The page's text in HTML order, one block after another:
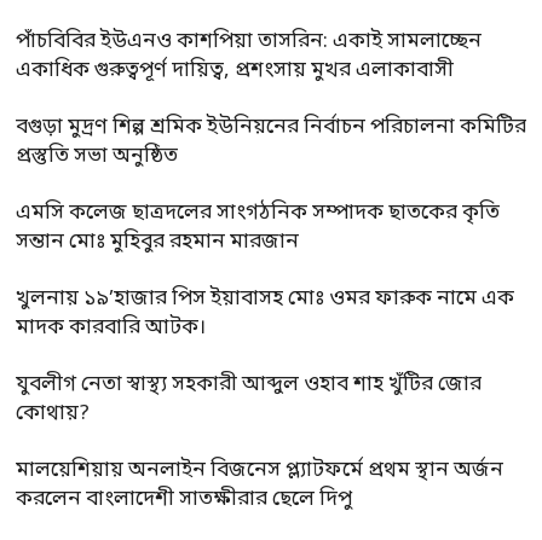
পাঁচবিবির ইউএনও কাশপিয়া তাসরিন: একাই সামলাচ্ছেন
একাধিক গুরুত্বপূর্ণ দায়িত্ব, প্রশংসায় মুখর এলাকাবাসী
বগুড়া মুদ্রণ শিল্প শ্রমিক ইউনিয়নের নির্বাচন পরিচালনা কমিটির
প্রস্তুতি সভা অনুষ্ঠিত
এমসি কলেজ ছাত্রদলের সাংগঠনিক সম্পাদক ছাতকের কৃতি
সন্তান মোঃ মুহিবুর রহমান মারজান
খুলনায় ১৯’হাজার পিস ইয়াবাসহ মোঃ ওমর ফারুক নামে এক
মাদক কারবারি আটক।
যুবলীগ নেতা স্বাস্থ্য সহকারী আব্দুল ওহাব শাহ খুঁটির জোর
কোথায়?
মালয়েশিয়ায় অনলাইন বিজনেস প্ল্যাটফর্মে প্রথম স্থান অর্জন
করলেন বাংলাদেশী সাতক্ষীরার ছেলে দিপু